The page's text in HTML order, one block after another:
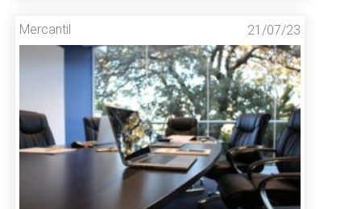
Mercantil 21/07/23